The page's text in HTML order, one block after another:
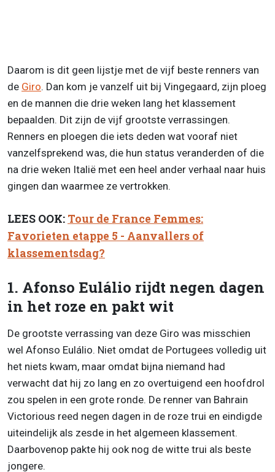
Daarom is dit geen lijstje met de vijf beste renners van
de Giro. Dan kom je vanzelf uit bij Vingegaard, zijn ploeg
en de mannen die drie weken lang het klassement
bepaalden. Dit zijn de vijf grootste verrassingen.
Renners en ploegen die iets deden wat vooraf niet
vanzelfsprekend was, die hun status veranderden of die
na drie weken Italië met een heel ander verhaal naar huis
gingen dan waarmee ze vertrokken.
LEES OOK: Tour de France Femmes:
Favorieten etappe 5 - Aanvallers of
klassementsdag?
1. Afonso Eulálio rijdt negen dagen
in het roze en pakt wit
De grootste verrassing van deze Giro was misschien
wel Afonso Eulálio. Niet omdat de Portugees volledig uit
het niets kwam, maar omdat bijna niemand had
verwacht dat hij zo lang en zo overtuigend een hoofdrol
zou spelen in een grote ronde. De renner van Bahrain
Victorious reed negen dagen in de roze trui en eindigde
uiteindelijk als zesde in het algemeen klassement.
Daarbovenop pakte hij ook nog de witte trui als beste
jongere.